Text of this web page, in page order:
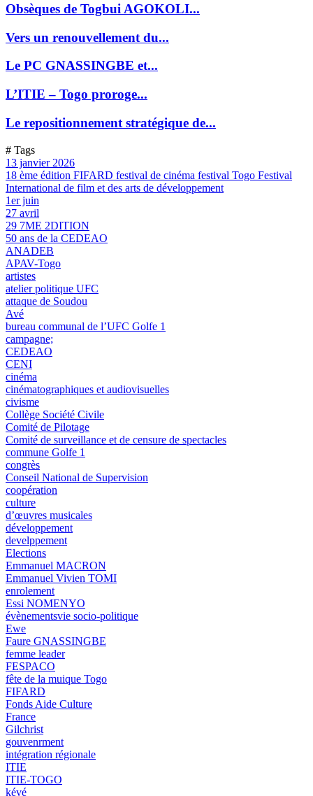
Obsèques de Togbui AGOKOLI...
Vers un renouvellement du...
Le PC GNASSINGBE et...
L’ITIE – Togo proroge...
Le repositionnement stratégique de...
# Tags
13 janvier 2026
18 ème édition FIFARD festival de cinéma festival Togo Festival
International de film et des arts de développement
1er juin
27 avril
29 7ME 2DITION
50 ans de la CEDEAO
ANADEB
APAV-Togo
artistes
atelier politique UFC
attaque de Soudou
Avé
bureau communal de l’UFC Golfe 1
campagne;
CEDEAO
CENI
cinéma
cinématographiques et audiovisuelles
civisme
Collège Société Civile
Comité de Pilotage
Comité de surveillance et de censure de spectacles
commune Golfe 1
congrès
Conseil National de Supervision
coopération
culture
d’œuvres musicales
développement
develppement
Elections
Emmanuel MACRON
Emmanuel Vivien TOMI
enrolement
Essi NOMENYO
évènementsvie socio-politique
Ewe
Faure GNASSINGBE
femme leader
FESPACO
fête de la muique Togo
FIFARD
Fonds Aide Culture
France
Gilchrist
gouvenrment
intégration régionale
ITIE
ITIE-TOGO
kévé